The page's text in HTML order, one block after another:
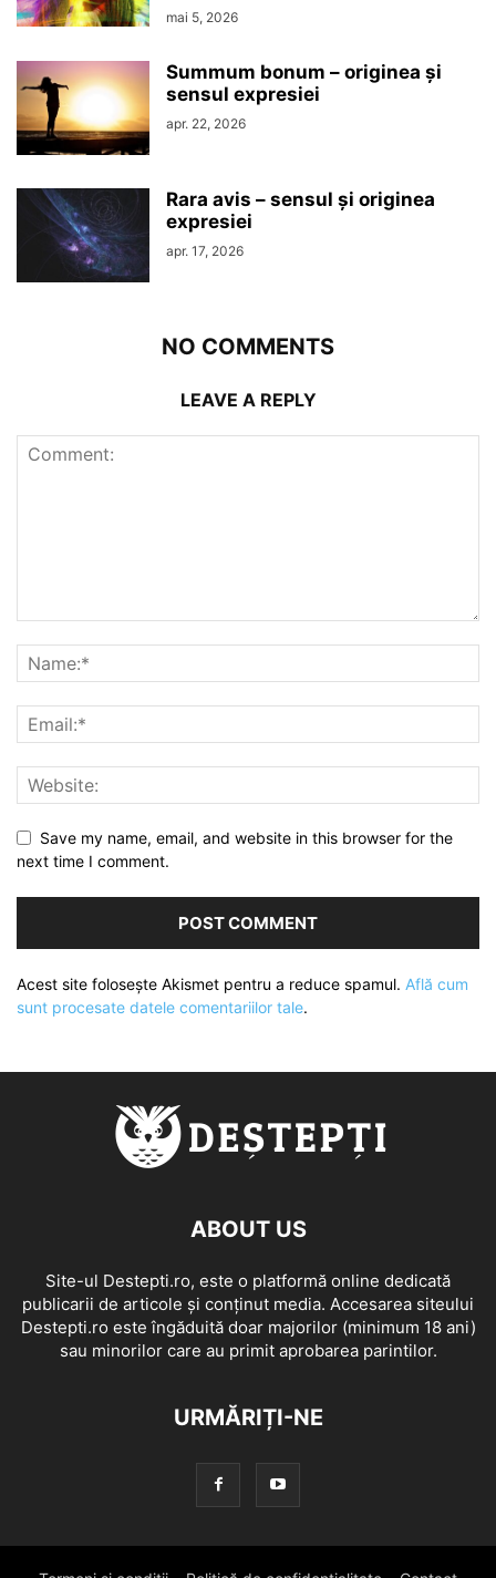
mai 5, 2026
Summum bonum – originea şi
sensul expresiei
apr. 22, 2026
Rara avis – sensul şi originea
expresiei
apr. 17, 2026
NO COMMENTS
LEAVE A REPLY
Save my name, email, and website in this browser for the
next time I comment.
Acest site folosește Akismet pentru a reduce spamul. Află cum
sunt procesate datele comentariilor tale.
ABOUT US
Site-ul Destepti.ro, este o platformă online dedicată
publicarii de articole și conținut media. Accesarea siteului
Destepti.ro este îngăduită doar majorilor (minimum 18 ani)
sau minorilor care au primit aprobarea parintilor.
URMĂRIȚI-NE